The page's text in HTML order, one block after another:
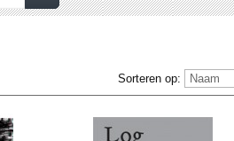
Sorteren op: